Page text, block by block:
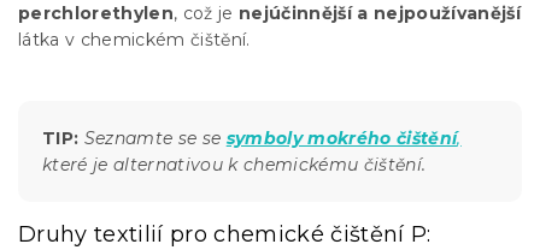
perchlorethylen, což je nejúčinnější a nejpoužívanější
látka v chemickém čištění.
TIP: Seznamte se se symboly mokrého čištění,
které je alternativou k chemickému čištění.
Druhy textilií pro chemické čištění P: